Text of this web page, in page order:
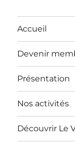
Accueil
Devenir
Présentation
Nos activités
Découvrir Le